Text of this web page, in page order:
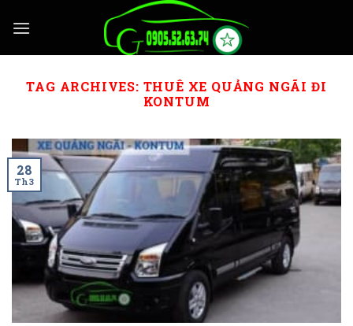
TAG ARCHIVES: THUÊ XE QUẢNG NGÃI ĐI
KONTUM
28
Th3